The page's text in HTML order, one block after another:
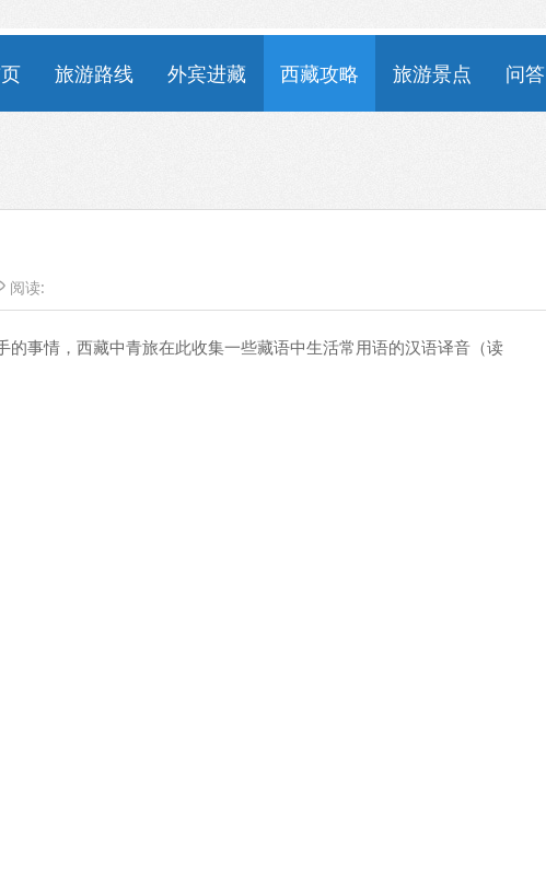
旅游路线 外宾进藏 西藏攻略 旅游景点 问答
阅读:
的事情，西藏中青旅在此收集一些藏语中生活常用语的汉语译音（读